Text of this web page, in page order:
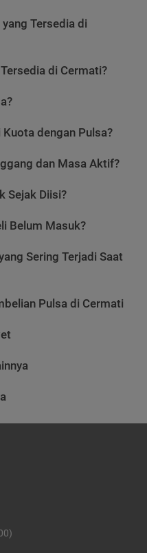
Tersedia di
di Cermati?
dengan Pulsa?
dan Masa Aktif?
Sejak Diisi?
Belum Masuk?
Sering Terjadi Saat
Pulsa di Cermati